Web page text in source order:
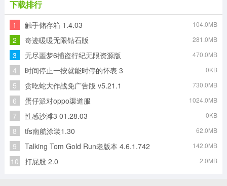
下载排行
1 触手储存箱 1.4.03 104.0MB
2 奇迹暖暖无限钻石版 281.0MB
3 无尽噩梦6捕盗行纪无限资源版 470.0MB
4 时间停止一按就能时停的怀表 3 0KB
5 贪吃蛇大作战免广告版 v5.21.1 730.0MB
6 蛋仔派对oppo渠道服 1024.0MB
7 性感沙滩3 01.28.03 0KB
8 tfs南航涂装1.30 62.0MB
9 Talking Tom Gold Run老版本 4.6.1.742 142.0MB
10 打屁股 2.0 2.0MB